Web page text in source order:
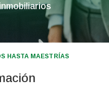
HASTA MAESTRÍAS